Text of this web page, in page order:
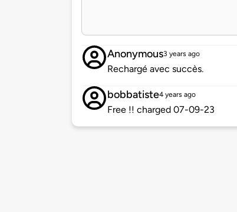
Anonymous3 years ago
Rechargé avec succès.
bobbatiste4 years ago
Free !! charged 07-09-23